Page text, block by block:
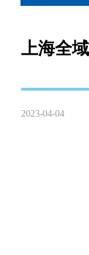
上海全
2023-04-04